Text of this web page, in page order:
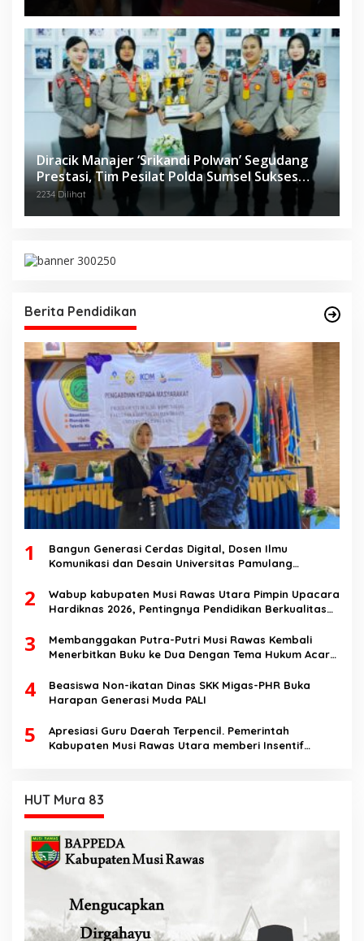
Diracik Manajer ‘Srikandi Polwan’ Segudang
Prestasi, Tim Pesilat Polda Sumsel Sukses
Diajang Kejurnas Menpora Cup II 2024
2234 Dilihat
Berita Pendidikan
1
Bangun Generasi Cerdas Digital, Dosen Ilmu
Komunikasi dan Desain Universitas Pamulang
Speech di SMK Ikhlas Jawilan
2
Wabup kabupaten Musi Rawas Utara Pimpin Upacara
Hardiknas 2026, Pentingnya Pendidikan Berkualitas
3
Membanggakan Putra-Putri Musi Rawas Kembali
Menerbitkan Buku ke Dua Dengan Tema Hukum Acara
4
Beasiswa Non-ikatan Dinas SKK Migas-PHR Buka
Harapan Generasi Muda PALI
5
Apresiasi Guru Daerah Terpencil. Pemerintah
Kabupaten Musi Rawas Utara memberi Insentif
HUT Mura 83